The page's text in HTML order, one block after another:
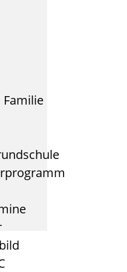
Familie